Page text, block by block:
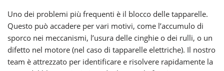
Uno dei problemi più frequenti è il blocco delle tapparelle.
Questo può accadere per vari motivi, come l’accumulo di
sporco nei meccanismi, l’usura delle cinghie o dei rulli, o un
difetto nel motore (nel caso di tapparelle elettriche). Il nostro
team è attrezzato per identificare e risolvere rapidamente la